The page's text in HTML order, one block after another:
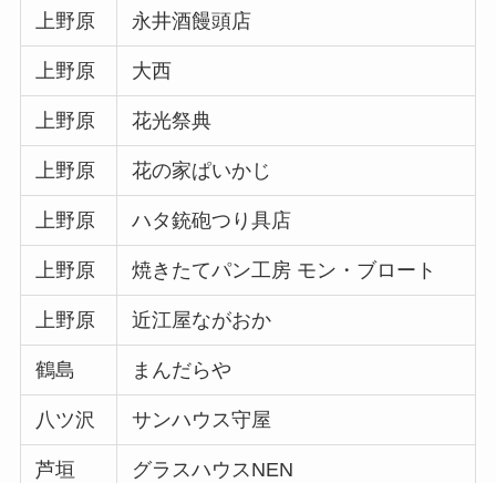
上野原 永井酒饅頭店
上野原 大西
上野原 花光祭典
上野原 花の家ぱいかじ
上野原 ハタ銃砲つり具店
上野原 焼きたてパン工房 モン・ブロート
上野原 近江屋ながおか
鶴島 まんだらや
八ツ沢 サンハウス守屋
芦垣 グラスハウスNEN